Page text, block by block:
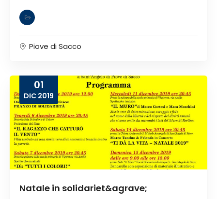
Piove di Sacco
01
DIC 2019
Natale in solidariet&agrave;